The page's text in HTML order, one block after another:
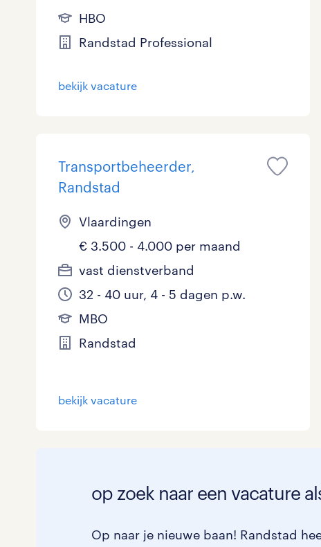
Logistiek
Medisch 0
Overig
toon 6 resultaten
HBO
Randstad Professional
bekijk vacature
Transportbeheerder,
Randstad
Vlaardingen
€ 3.500 - 4.000 per maand
vast dienstverband
32 - 40 uur, 4 - 5 dagen p.w.
MBO
Randstad
bekijk vacature
op zoek naar een vacature
Op naar je nieuwe baan! Randstad